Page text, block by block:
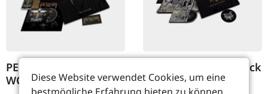
PERISH · The Decline |
WOODEN BOX
CARNAL GHOUL · Back
From The Vault |
Diese Website verwendet Cookies, um eine